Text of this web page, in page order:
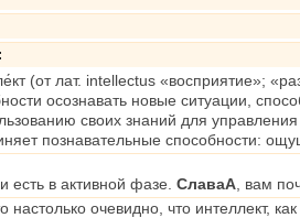
(от лат. intellectus «восприятие»;
осознавать новые ситуации,
своих знаний для
познавательные способности:
есть в активной фазе. СлаваА , вам
настолько очевидно, что интеллект,